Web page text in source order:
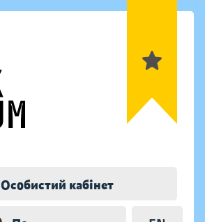
Особистий кабінет